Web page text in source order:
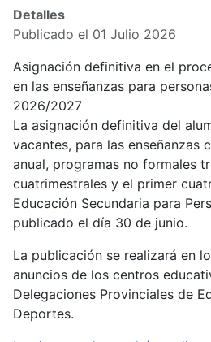
Detalles
Publicado el 01 Julio 2026
Asignación definitiva en el
en las enseñanzas para
2026/2027
La asignación definitiva del
vacantes, para las enseñanzas
anual, programas no formales
cuatrimestrales y el primer
Educación Secundaria para
publicado el día 30 de junio.
La publicación se realizará en
anuncios de los centros
Delegaciones Provinciales de
Deportes.